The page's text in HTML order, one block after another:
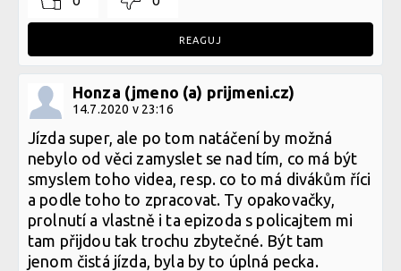
REAGUJ
Honza (jmeno (a) prijmeni.cz)
14.7.2020 v 23:16
Jízda super, ale po tom natáčení by možná
nebylo od věci zamyslet se nad tím, co má být
smyslem toho videa, resp. co to má divákům říci
a podle toho to zpracovat. Ty opakovačky,
prolnutí a vlastně i ta epizoda s policajtem mi
tam přijdou tak trochu zbytečné. Být tam
jenom čistá jízda, byla by to úplná pecka.